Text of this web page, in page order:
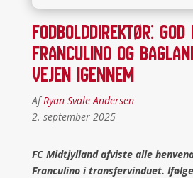
Fodbolddirektør: God
Franculino og
vejen igennem
AfRyan Svale Andersen
2. september 2025
FC Midtjylland afviste alle
Franculino i transfervinduet.